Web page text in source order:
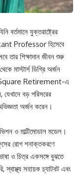
বর্তমানে যুক্তরাষ্ট্রের
Professor হিসেবে
তার শিক্ষাদান জীবন শুরু
ডিগ্রি অর্জন
Retirement-এ
বড় পরিসরের
অর্জন করেন।
ও মাল্টিমোডাল মডেল।
রোগ শনাক্তকরণে
ও চিত্র একসঙ্গে বুঝতে
স্বাস্থ্য সহায়ক চ্যাটবট এবং